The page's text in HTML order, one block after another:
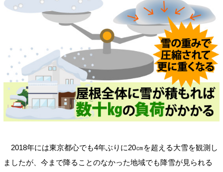
2018年には東京都心でも4年ぶりに20㎝を超える大雪を観測し
ましたが、今まで降ることのなかった地域でも降雪が見られる